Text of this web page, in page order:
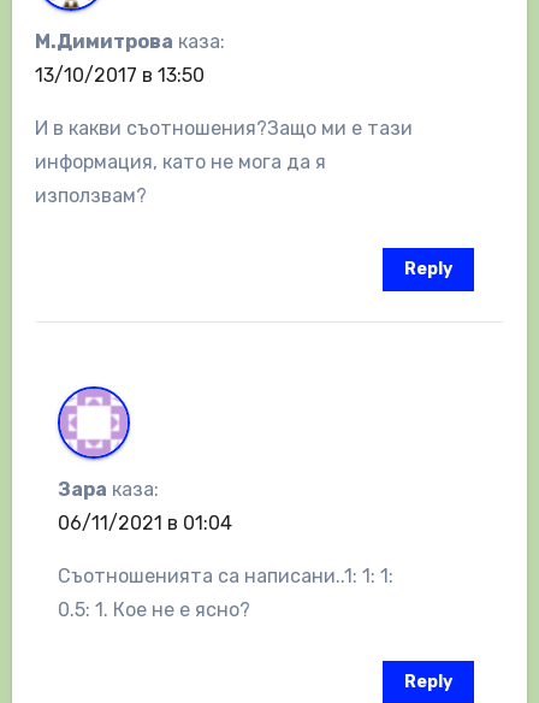
M.Димитрова каза:
13/10/2017 в 13:50
И в какви съотношения?Защо ми е тази
информация, като не мога да я
използвам?
Reply
Зара каза:
06/11/2021 в 01:04
Съотношенията са написани..1: 1: 1:
0.5: 1. Кое не е ясно?
Reply